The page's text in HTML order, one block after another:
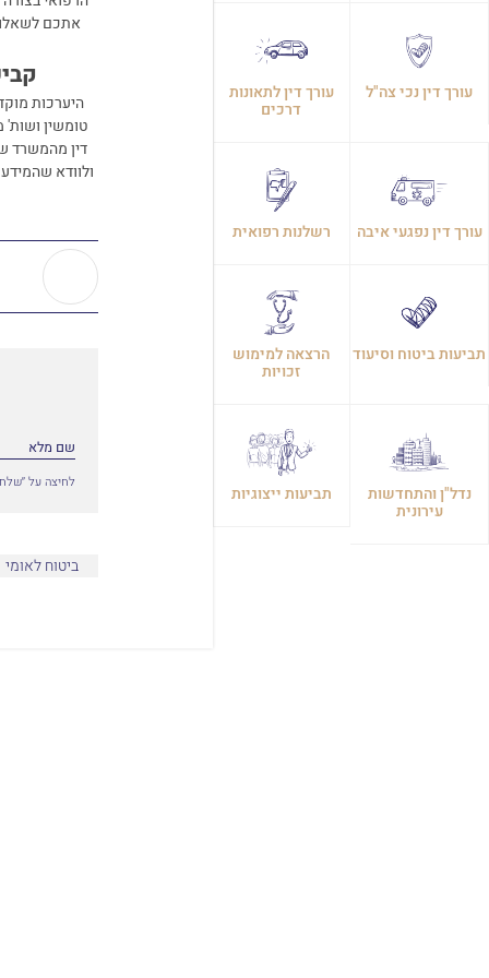
עורך דין נכי צה"ל עורך דין לתאונות
דרכים
עורך דין נפגעי איבה רשלנות רפואית
תביעות ביטוח וסיעוד הרצאה למימוש
זכויות
נדל"ן והתחדשות
עירונית
תביעות ייצוגיות
אתכם
היערכות
טומשין ושות'
דין מהמשרד
ולוודא
לחיצה על
ביטוח לאומי